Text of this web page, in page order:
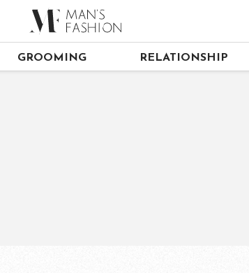
GROOMING RELATIONSHIP